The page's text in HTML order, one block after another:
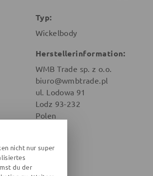
Typ:
Wickelbody
Herstellerinformation:
WMB Trade sp. z o.o.
biuro@wmbtrade.pl
ul. Lodowa 91
Lodz 93-232
Polen
nicht nur super
du der